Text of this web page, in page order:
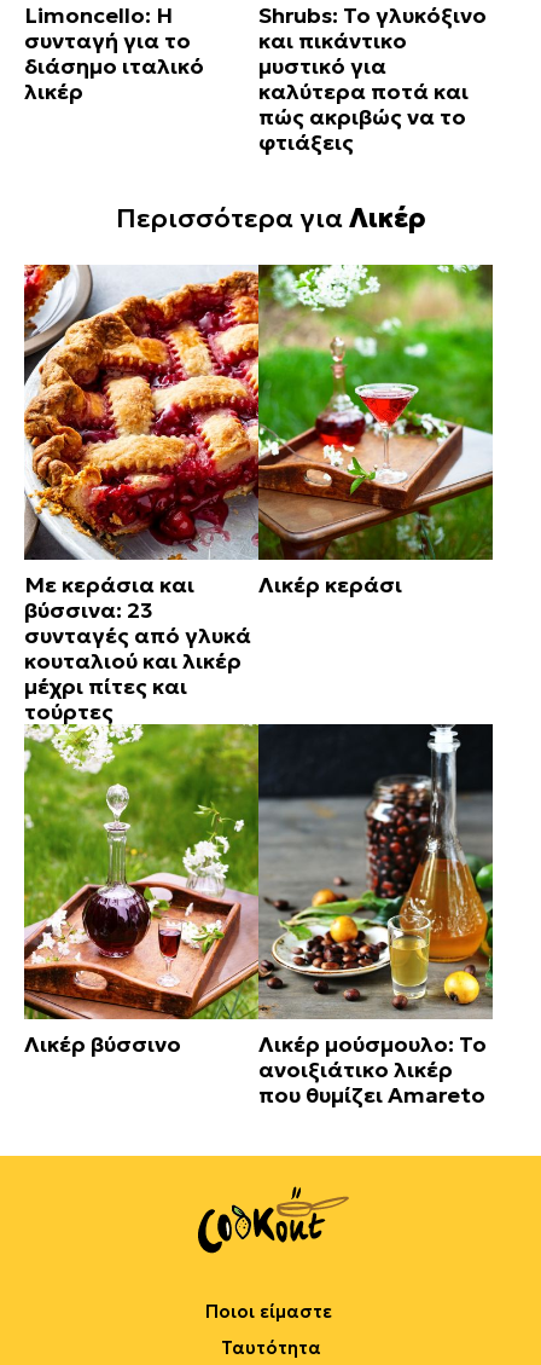
Limoncello: Η
συνταγή για το
διάσημο ιταλικό
λικέρ
Shrubs: Το γλυκόξινο
και πικάντικο
μυστικό για
καλύτερα ποτά και
πώς ακριβώς να το
φτιάξεις
Περισσότερα γιαΛικέρ
Με κεράσια και
βύσσινα: 23
συνταγές από γλυκά
κουταλιού και λικέρ
μέχρι πίτες και
τούρτες
Λικέρ κεράσι
Λικέρ βύσσινο
Λικέρ μούσμουλο: Το
ανοιξιάτικο λικέρ
που θυμίζει Amareto
Ποιοι είμαστε
Ταυτότητα